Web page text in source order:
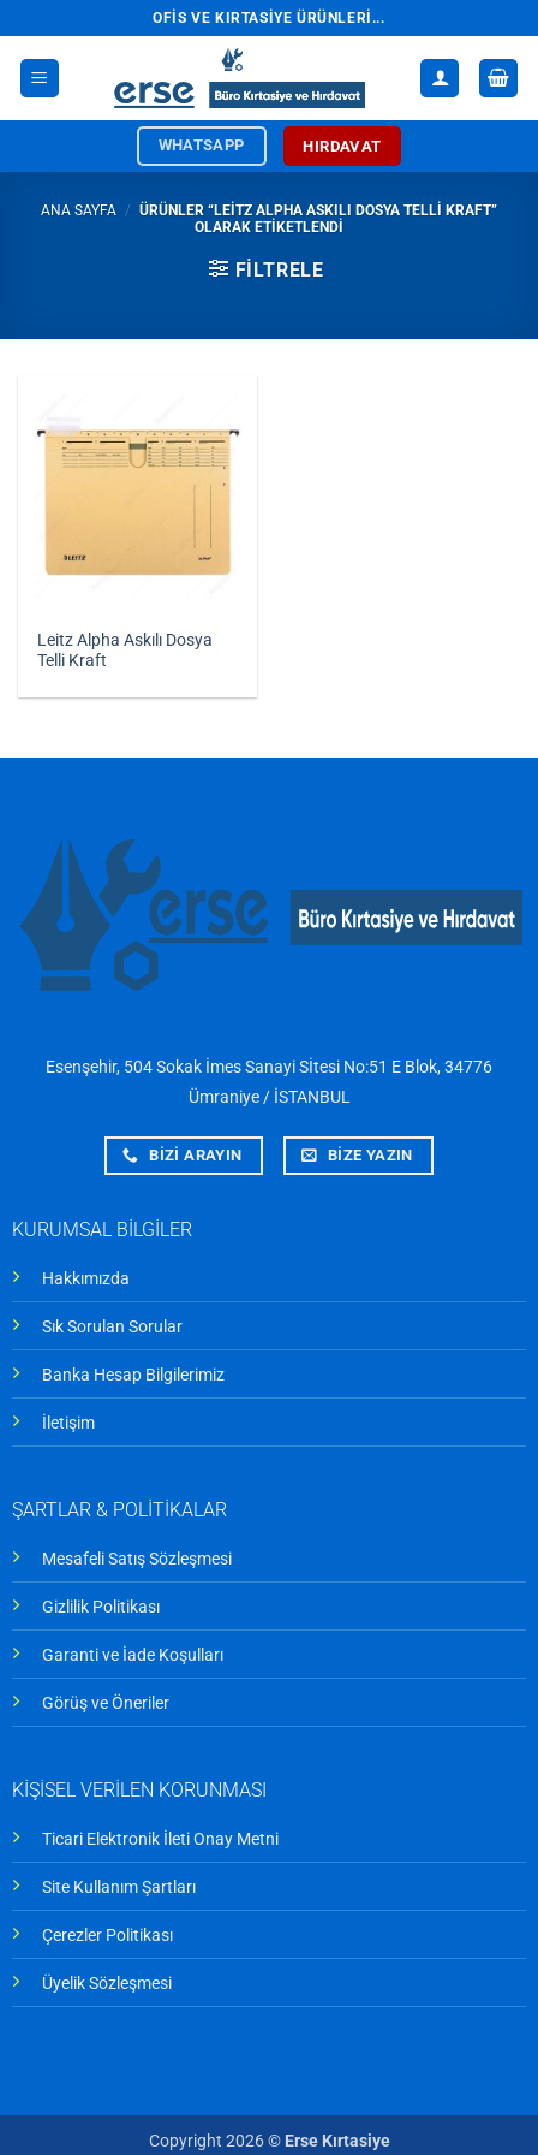
atla
OFIS VE KIRTASIYE ÜRÜNLERI...
WHATSAPP HIRDAVAT
ANA SAYFA / ÜRÜNLER “LEITZ ALPHA ASKILI DOSYA TELLI KRAFT”
OLARAK ETIKETLENDI
FILTRELE
Leitz Alpha Askılı Dosya
Telli Kraft
Esenşehir, 504 Sokak İmes Sanayi Sİtesi No:51 E Blok, 34776
Ümraniye / İSTANBUL
BİZİ ARAYIN BİZE YAZIN
KURUMSAL BİLGİLER
Hakkımızda
Sık Sorulan Sorular
Banka Hesap Bilgilerimiz
İletişim
ŞARTLAR & POLİTİKALAR
Mesafeli Satış Sözleşmesi
Gizlilik Politikası
Garanti ve İade Koşulları
Görüş ve Öneriler
KİŞİSEL VERİLEN KORUNMASI
Ticari Elektronik İleti Onay Metni
Site Kullanım Şartları
Çerezler Politikası
Üyelik Sözleşmesi
Copyright 2026 © Erse Kırtasiye